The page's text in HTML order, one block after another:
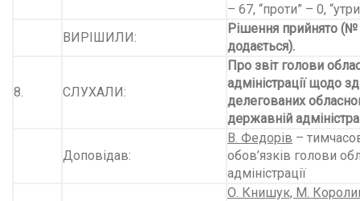
– 67, “проти” – 0,
ВИРІШИЛИ:
Рішення прийнято
додається).
8. СЛУХАЛИ:
Про звіт голови
адміністрації щодо
делегованих
державній
Доповідав:
В. Федорів –
обов’язків голови
адміністрації
О. Книшук, М.